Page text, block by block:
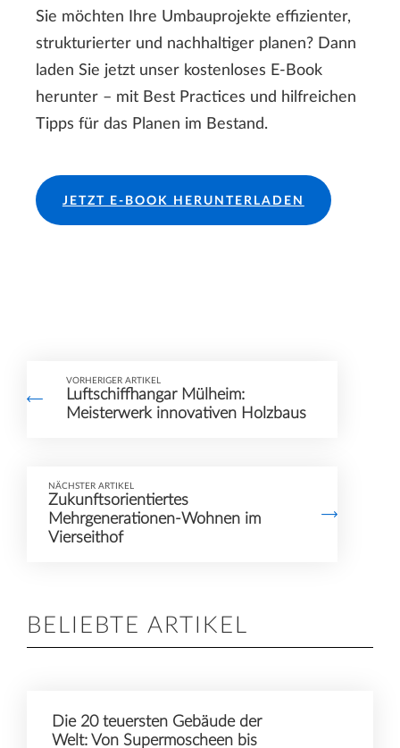
Sie möchten Ihre Umbauprojekte effizienter,
strukturierter und nachhaltiger planen? Dann
laden Sie jetzt unser kostenloses E-Book
herunter – mit Best Practices und hilfreichen
Tipps für das Planen im Bestand.
JETZT E-BOOK HERUNTERLADEN
VORHERIGER ARTIKEL
Luftschiffhangar Mülheim:
Meisterwerk innovativen Holzbaus
NÄCHSTER ARTIKEL
Zukunftsorientiertes
Mehrgenerationen-Wohnen im
Vierseithof
BELIEBTE ARTIKEL
Die 20 teuersten Gebäude der
Welt: Von Supermoscheen bis